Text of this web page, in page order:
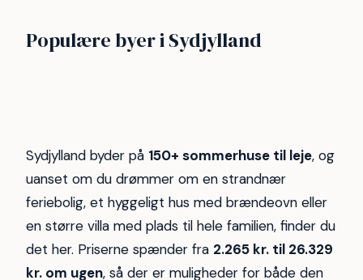
Populære byer i Sydjylland
42 13
Haderslev Skovmose Strand
Nordborg Hejlsminde Strand
Sydjylland byder på 150+ sommerhuse til leje, og
uanset om du drømmer om en strandnær
feriebolig, et hyggeligt hus med brændeovn eller
en større villa med plads til hele familien, finder du
det her. Priserne spænder fra 2.265 kr. til 26.329
kr. om ugen, så der er muligheder for både den